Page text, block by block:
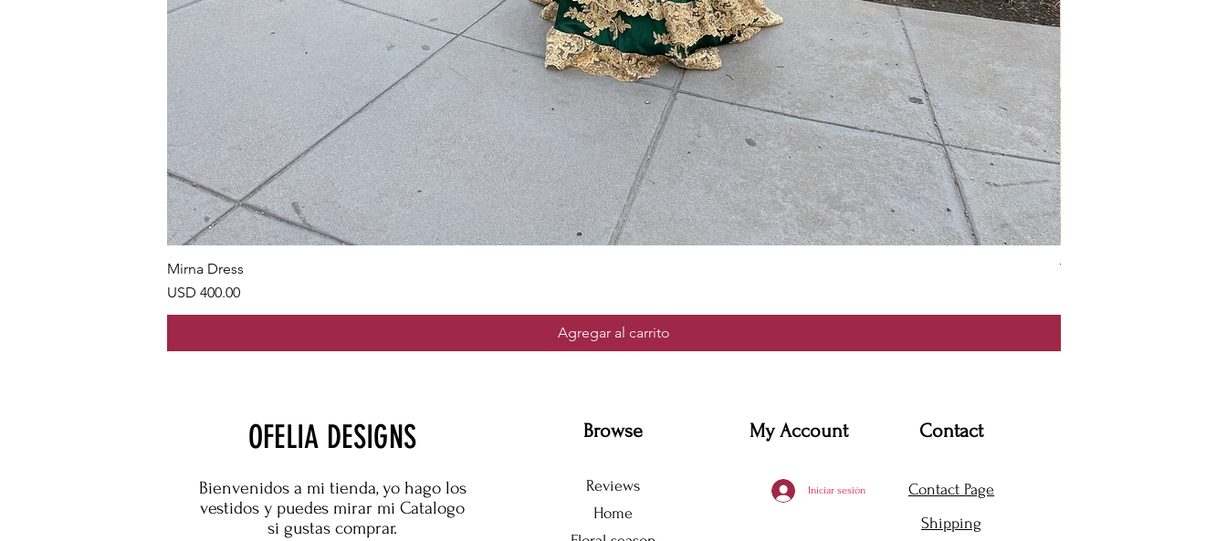
Mirna Dress
Precio
USD 400.00
Agregar al carrito
Thanya Dress
OFELIA DESIGNS
Bienvenidos a mi tienda, yo hago los
vestidos y puedes mirar mi Catalogo
si gustas comprar.
Browse
Reviews
Home
My Account
Iniciar sesión
Contact
Contact Page
Shipping